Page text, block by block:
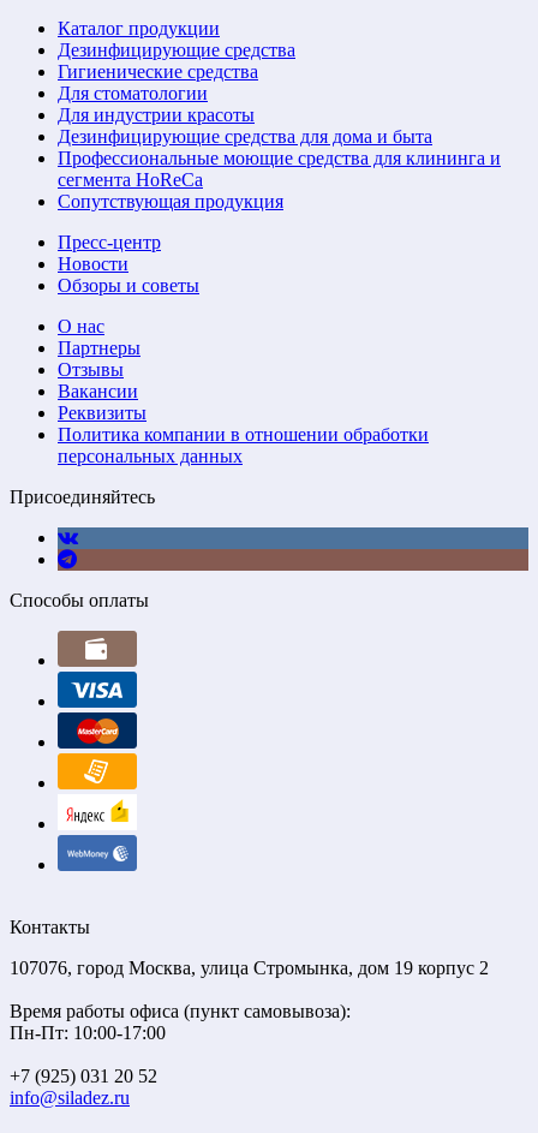
Каталог продукции
Дезинфицирующие средства
Гигиенические средства
Для стоматологии
Для индустрии красоты
Дезинфицирующие средства для дома и быта
Профессиональные моющие средства для клининга и
сегмента HoReCa
Сопутствующая продукция
Пресс-центр
Новости
Обзоры и советы
О нас
Партнеры
Отзывы
Вакансии
Реквизиты
Политика компании в отношении обработки
персональных данных
Присоединяйтесь
Способы оплаты
Контакты
107076, город Москва, улица Стромынка, дом 19 корпус 2
Время работы офиса (пункт самовывоза):
Пн-Пт: 10:00-17:00
+7 (925) 031 20 52
info@siladez.ru